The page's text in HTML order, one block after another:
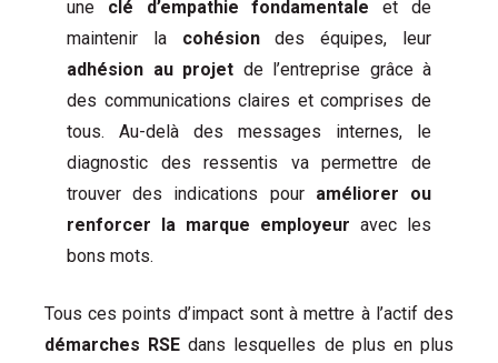
une clé d’empathie fondamentale et de
maintenir la cohésiondes équipes, leur
adhésion au projet de l’entreprise grâce à
des communications claires et comprises de
tous. Au-delà des messages internes, le
diagnostic des ressentis va permettre de
trouver des indications pour améliorer ou
renforcer la marque employeur avec les
bons mots.
Tous ces points d’impact sont à mettre à l’actif des
démarches RSE dans lesquelles de plus en plus